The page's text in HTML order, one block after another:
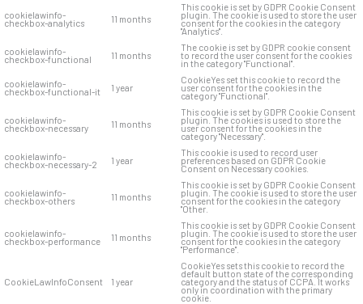
cookielawinfo-
checkbox-analytics 11 months
This cookie is set by GDPR Cookie Consent
plugin. The cookie is used to store the user
consent for the cookies in the category
"Analytics".
cookielawinfo-
checkbox-functional 11 months
The cookie is set by GDPR cookie consent
to record the user consent for the cookies
in the category "Functional".
cookielawinfo-
checkbox-functional-it 1 year
CookieYes set this cookie to record the
user consent for the cookies in the
category "Functional".
cookielawinfo-
checkbox-necessary 11 months
This cookie is set by GDPR Cookie Consent
plugin. The cookies is used to store the
user consent for the cookies in the
category "Necessary".
cookielawinfo-
checkbox-necessary-2 1 year
This cookie is used to record user
preferences based on GDPR Cookie
Consent on Necessary cookies.
cookielawinfo-
checkbox-others 11 months
This cookie is set by GDPR Cookie Consent
plugin. The cookie is used to store the user
consent for the cookies in the category
"Other.
cookielawinfo-
checkbox-performance 11 months
This cookie is set by GDPR Cookie Consent
plugin. The cookie is used to store the user
consent for the cookies in the category
"Performance".
CookieLawInfoConsent 1 year
CookieYes sets this cookie to record the
default button state of the corresponding
category and the status of CCPA. It works
only in coordination with the primary
cookie.